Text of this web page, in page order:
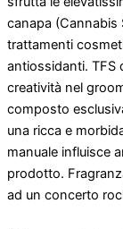
canapa (Cannabis
trattamenti
antiossidanti. TFS
creatività nel
composto
una ricca e
manuale influisce
prodotto.
ad un concerto